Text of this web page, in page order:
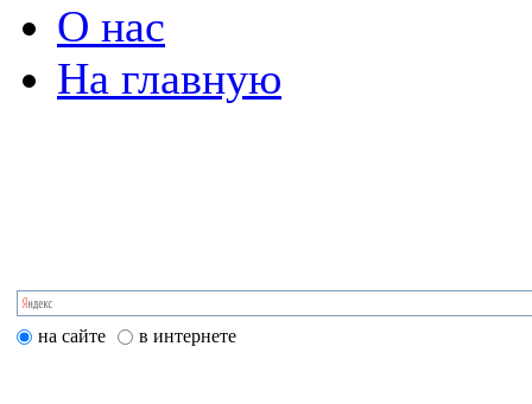
О нас
На главную
на сайте в интернете